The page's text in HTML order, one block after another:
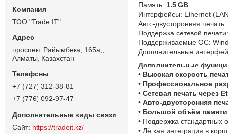
Память: 1.5 GB
Интерфейсы: Ethernet
Авто‑двусторонняя печать:
Поддержка сетевой
Поддерживаемые ОС:
Дополнительные
Дополнительные
• Высокая скорость
• Профессиональное
• Сетевая печать через
• Авто‑двусторонняя
• Большой объём памяти
• Поддержка стандартных
• Лёгкая интеграция в
ТОО "Trade IT"
проспект Райымбека, 165а,,
Алматы, Казахстан
+7 (727) 312-38-81
+7 (776) 092-97-47
https://tradeit.kz/